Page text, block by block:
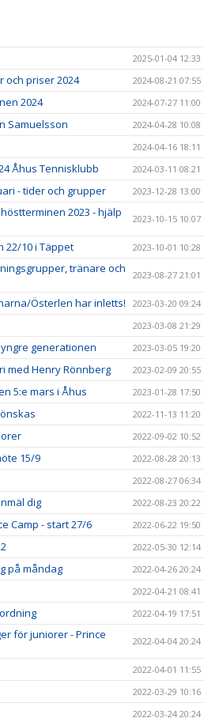
2025-01-04 12:33
och priser 2024 2024-08-21 07:55
2024 2024-07-27 11:00
Samuelsson 2024-04-28 10:08
2024-04-16 18:11
Åhus Tennisklubb 2024-03-11 08:21
- tider och grupper 2023-12-28 13:00
2023 - hjälp
2023-10-15 10:07
22/10 i Täppet 2023-10-01 10:28
tränare och
2023-08-27 21:01
Österlen har inletts! 2023-03-20 09:24
2023-03-08 21:29
generationen 2023-03-05 19:20
med Henry Rönnberg 2023-02-09 20:55
5:e mars i Åhus 2023-01-28 17:50
2022-11-13 11:20
2022-09-02 10:52
15/9 2022-08-28 20:13
2022-08-27 06:34
dig 2022-08-23 20:22
Camp - start 27/6 2022-06-22 19:50
2022-05-30 12:14
på måndag 2022-04-26 20:24
2022-04-21 08:41
2022-04-19 17:51
för juniorer - Prince
2022-04-04 20:24
2022-04-01 11:55
2022-03-29 10:16
2022-03-24 20:24